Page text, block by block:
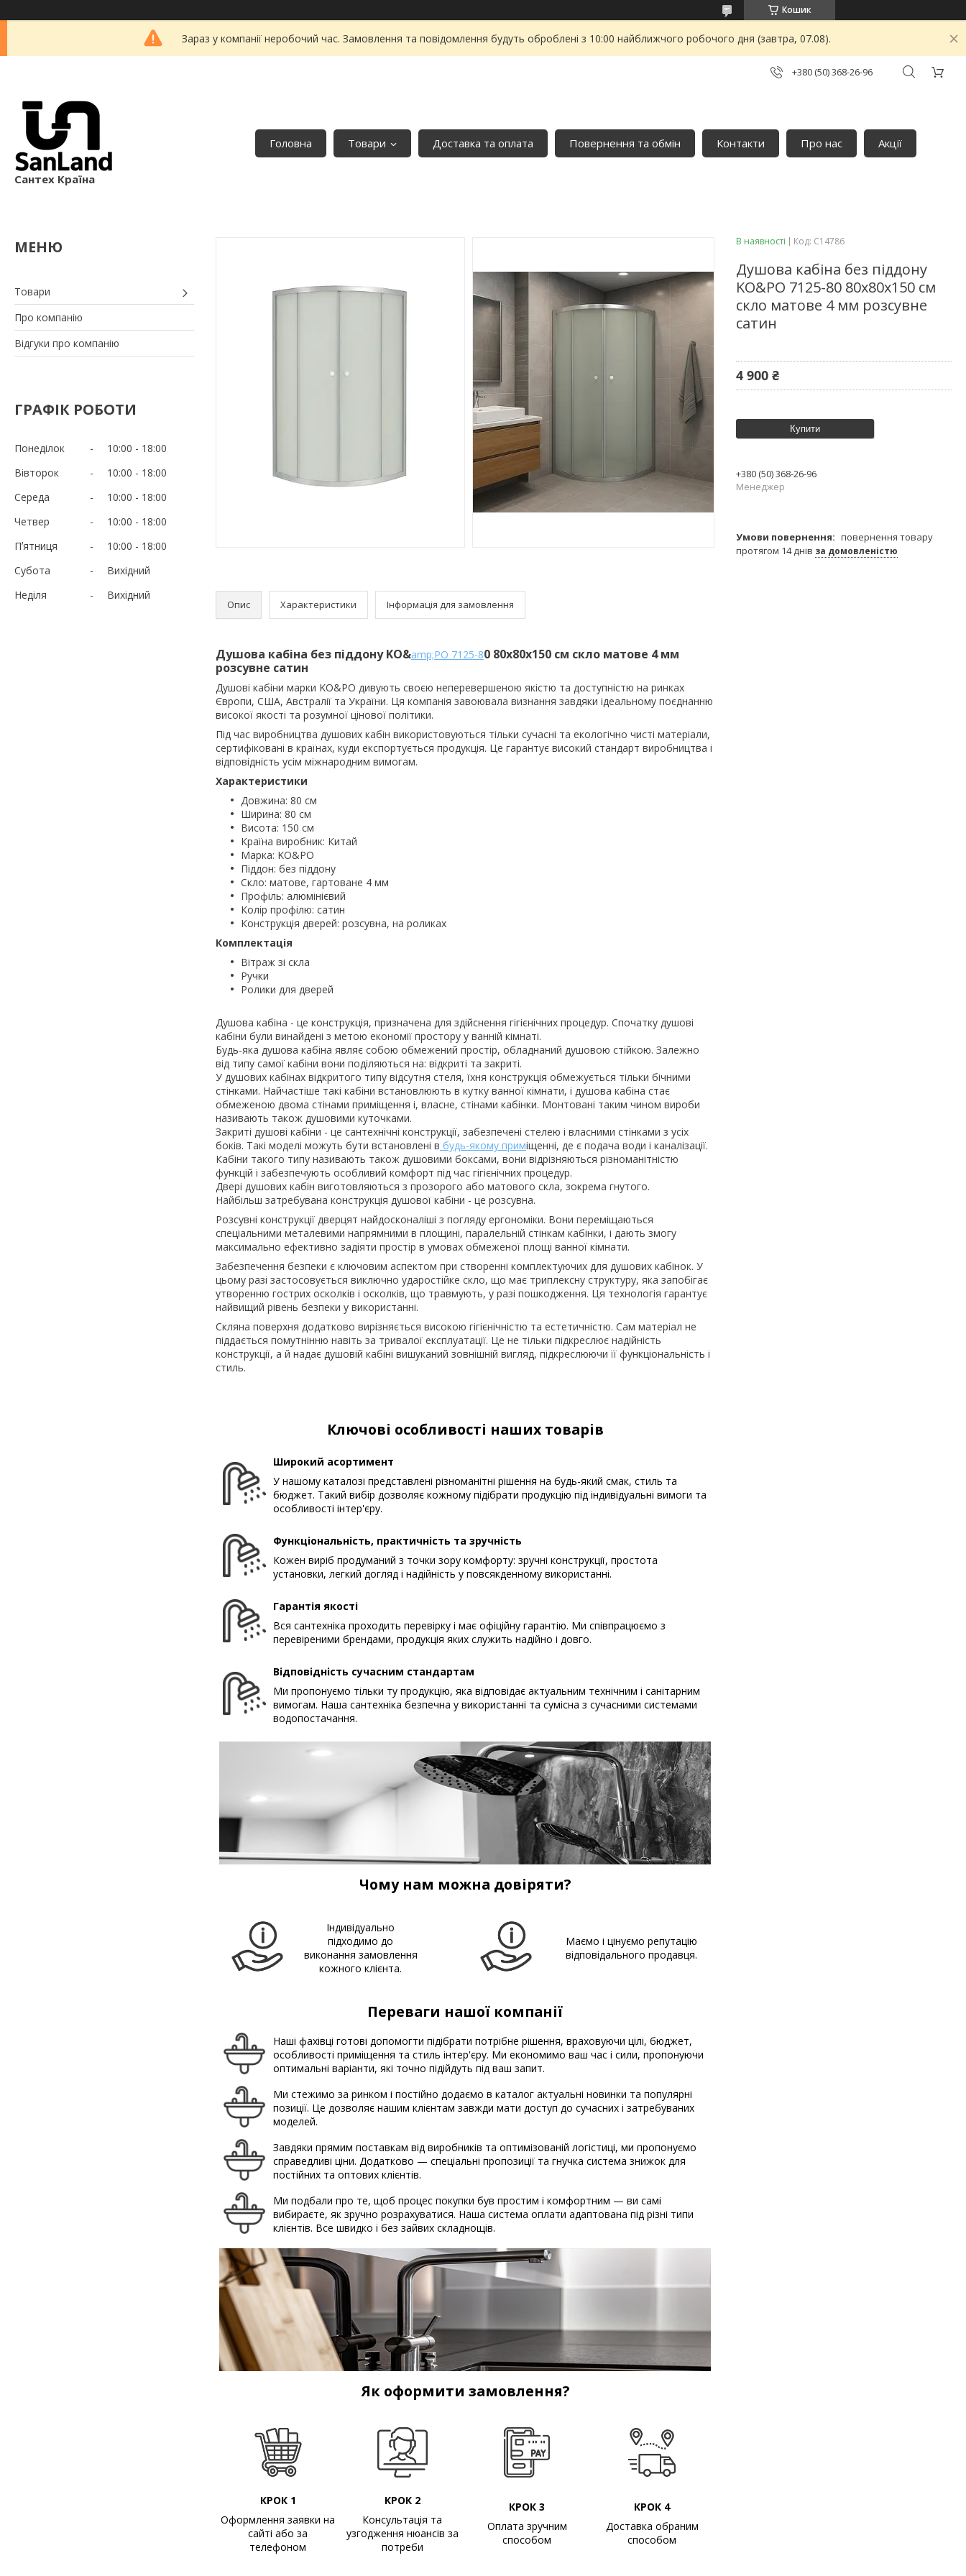
Кошик
Зараз у компанії неробочий час. Замовлення та повідомлення будуть оброблені з 10:00 найближчого робочого дня (завтра, 07.08).
+380 (50) 368-26-96
Сантех Країна
Головна Товари Доставка та оплата Повернення та обмін Контакти Про нас Акції
Товари
Про компанію
Відгуки про компанію
ГРАФІК РОБОТИ
Понеділок 10:00
18:00
Вівторок
10:00
18:00
Середа
10:00
18:00
Четвер
10:00
18:00
Пʼятниця
10:00
18:00
Субота
Вихідний
Неділя
Вихідний
Опис Характеристики Інформація для замовлення
Душова кабіна без піддонуKO&amp;PO 7125-80 80х80х150 см скло матове 4 мм
розсувне сатин
Душові кабіни марки KO&PO дивують своєю неперевершеною якістю та доступністю на ринках
Європи, США, Австралії та України. Ця компанія завоювала визнання завдяки ідеальному поєднанню
високої якості та розумної цінової політики.
Під час виробництва душових кабін використовуються тільки сучасні та екологічно чисті матеріали,
сертифіковані в країнах, куди експортується продукція. Це гарантує високий стандарт виробництва і
відповідність усім міжнародним вимогам.
Характеристики
Довжина: 80 см
Ширина: 80 см
Висота: 150 см
Країна виробник: Китай
Марка: KO&PO
Піддон: без піддону
Скло: матове, гартоване 4 мм
Профіль: алюмінієвий
Колір профілю: сатин
Конструкція дверей: розсувна, на роликах
Комплектація
Вітраж зі скла
Ручки
Ролики для дверей
Душова кабіна - це конструкція, призначена для здійснення гігієнічних процедур. Спочатку душові
кабіни були винайдені з метою економії простору у ванній кімнаті.
Будь-яка душова кабіна являє собою обмежений простір, обладнаний душовою стійкою. Залежно
від типу самої кабіни вони поділяються на: відкриті та закриті.
У душових кабінах відкритого типу відсутня стеля, їхня конструкція обмежується тільки бічними
стінками. Найчастіше такі кабіни встановлюють в кутку ванної кімнати, і душова кабіна стає
обмеженою двома стінами приміщення і, власне, стінами кабінки. Монтовані таким чином вироби
називають також душовими куточками.
Закриті душові кабіни - це сантехнічні конструкції, забезпечені стелею і власними стінками з усіх
боків. Такі моделі можуть бути встановлені в будь-якому приміщенні, де є подача води і каналізації.
Кабіни такого типу називають також душовими боксами, вони відрізняються різноманітністю
функцій і забезпечують особливий комфорт під час гігієнічних процедур.
Двері душових кабін виготовляються з прозорого або матового скла, зокрема гнутого.
Найбільш затребувана конструкція душової кабіни - це розсувна.
Розсувні конструкції дверцят найдосконаліші з погляду ергономіки. Вони переміщаються
спеціальними металевими напрямними в площині, паралельній стінкам кабінки, і дають змогу
максимально ефективно задіяти простір в умовах обмеженої площі ванної кімнати.
Забезпечення безпеки є ключовим аспектом при створенні комплектуючих для душових кабінок. У
цьому разі застосовується виключно ударостійке скло, що має триплексну структуру, яка запобігає
утворенню гострих осколків і осколків, що травмують, у разі пошкодження. Ця технологія гарантує
найвищий рівень безпеки у використанні.
Скляна поверхня додатково вирізняється високою гігієнічністю та естетичністю. Сам матеріал не
піддається помутнінню навіть за тривалої експлуатації. Це не тільки підкреслює надійність
конструкції, а й надає душовій кабіні вишуканий зовнішній вигляд, підкреслюючи її функціональність і
стиль.
Ключові особливості наших товарів
Широкий асортимент
У нашому каталозі представлені різноманітні рішення на будь-який смак, стиль та
бюджет. Такий вибір дозволяє кожному підібрати продукцію під індивідуальні вимоги та
особливості інтер'єру.
Функціональність, практичність та зручність
Кожен виріб продуманий з точки зору комфорту: зручні конструкції, простота
установки, легкий догляд і надійність у повсякденному використанні.
Гарантія якості
Вся сантехніка проходить перевірку і має офіційну гарантію. Ми співпрацюємо з
перевіреними брендами, продукція яких служить надійно і довго.
Відповідність сучасним стандартам
Ми пропонуємо тільки ту продукцію, яка відповідає актуальним технічним і санітарним
вимогам. Наша сантехніка безпечна у використанні та сумісна з сучасними системами
водопостачання.
Чому нам можна довіряти?
Індивідуально
підходимо до
виконання замовлення
кожного клієнта.
Маємо і цінуємо репутацію
відповідального продавця.
Переваги нашої компанії
Наші фахівці готові допомогти підібрати потрібне рішення, враховуючи цілі, бюджет,
особливості приміщення та стиль інтер'єру. Ми економимо ваш час і сили, пропонуючи
оптимальні варіанти, які точно підійдуть під ваш запит.
Ми стежимо за ринком і постійно додаємо в каталог актуальні новинки та популярні
позиції. Це дозволяє нашим клієнтам завжди мати доступ до сучасних і затребуваних
моделей.
Завдяки прямим поставкам від виробників та оптимізованій логістиці, ми пропонуємо
справедливі ціни. Додатково — спеціальні пропозиції та гнучка система знижок для
постійних та оптових клієнтів.
Ми подбали про те, щоб процес покупки був простим і комфортним — ви самі
вибираєте, як зручно розрахуватися. Наша система оплати адаптована під різні типи
клієнтів. Все швидко і без зайвих складнощів.
Як оформити замовлення?
КРОК 1
Оформлення заявки на
сайті або за
телефоном
КРОК 2
Консультація та
узгодження нюансів за
потреби
КРОК 3
Оплата зручним
способом
КРОК 4
Доставка обраним
способом
В наявності Код: C14786
Душова кабіна без піддону
KO&PO 7125-80 80х80х150 см
скло матове 4 мм розсувне
сатин
4 900 ₴
Купити
+380 (50) 368-26-96
Менеджер
повернення товару
протягом 14 днів за домовленістю